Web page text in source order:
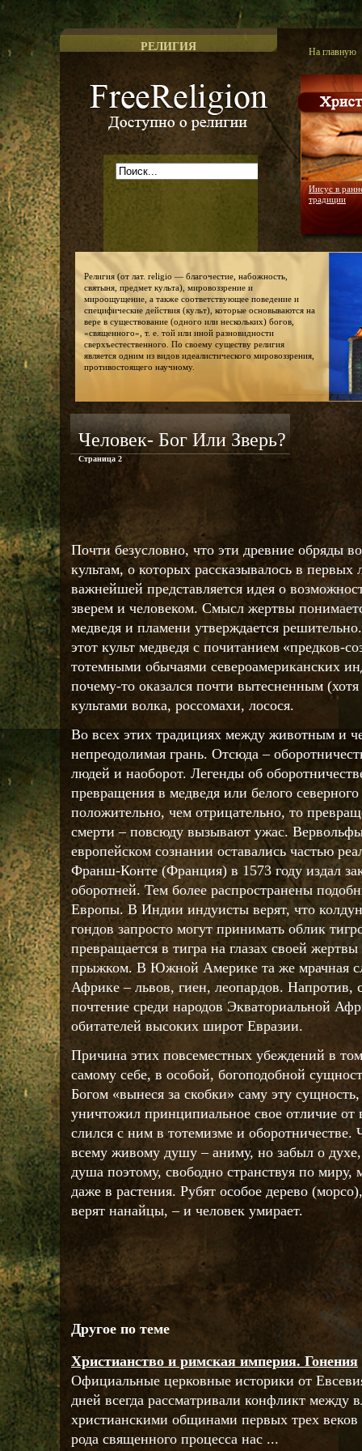
РЕЛИГИЯ На главную
Иисус в
традиции
Религия (от лат. religio — благочестие, набожность,
святыня, предмет культа), мировоззрение и
мироощущение, а также соответствующее поведение и
специфические действия (культ), которые основываются на
вере в существование (одного или нескольких) богов,
«священного», т. е. той или иной разновидности
сверхъестественного. По своему существу религия
является одним из видов идеалистического мировоззрения,
противостоящего научному.
Человек- Бог Или Зверь?
Страница 2
Почти безусловно, что эти древние обряды
культам, о которых рассказывалось в первых
важнейшей представляется идея о
зверем и человеком. Смысл жертвы
медведя и пламени утверждается
этот культ медведя с почитанием «предков-
тотемными обычаями североамериканских
почему-то оказался почти вытесненным
культами волка, россомахи, лосося.
Во всех этих традициях между животным и
непреодолимая грань. Отсюда –
людей и наоборот. Легенды об
превращения в медведя или белого
положительно, чем отрицательно, то
смерти – повсюду вызывают ужас.
европейском сознании оставались частью
Франш-Конте (Франция) в 1573 году издал
оборотней. Тем более распространены
Европы. В Индии индуисты верят, что
гондов запросто могут принимать облик
превращается в тигра на глазах своей
прыжком. В Южной Америке та же мрачная
Африке – львов, гиен, леопардов. Напротив,
почтение среди народов Экваториальной
обитателей высоких широт Евразии.
Причина этих повсеместных убеждений в
самому себе, в особой, богоподобной
Богом «вынеся за скобки» саму эту
уничтожил принципиальное свое отличие от
слился с ним в тотемизме и
всему живому душу – аниму, но забыл о
душа поэтому, свободно странствуя по
даже в растения. Рубят особое дерево
верят нанайцы, – и человек умирает.
Другое по теме
Христианство и римская империя. Гонения
Официальные церковные историки от
дней всегда рассматривали конфликт между
христианскими общинами первых трех веков
рода священного процесса нас ...